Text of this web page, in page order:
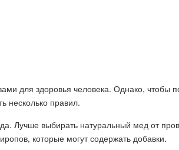
для здоровья человека. Однако, чтобы
несколько правил.
Лучше выбирать натуральный мед от
которые могут содержать добавки.